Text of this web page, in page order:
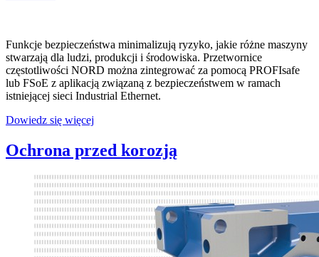
Funkcje bezpieczeństwa minimalizują ryzyko, jakie różne maszyny
stwarzają dla ludzi, produkcji i środowiska. Przetwornice
częstotliwości NORD można zintegrować za pomocą PROFIsafe
lub FSoE z aplikacją związaną z bezpieczeństwem w ramach
istniejącej sieci Industrial Ethernet.
Dowiedz się więcej
Ochrona przed korozją